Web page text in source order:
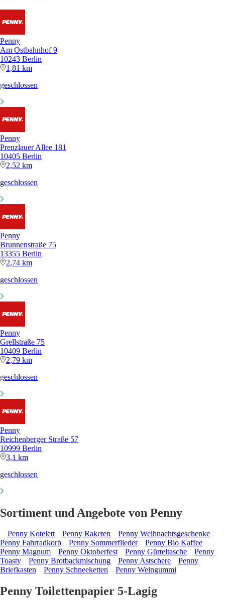
Penny
Am Ostbahnhof 9
10243 Berlin
1,81 km
geschlossen
Penny
Prenzlauer Allee 181
10405 Berlin
2,52 km
geschlossen
Penny
Brunnenstraße 75
13355 Berlin
2,74 km
geschlossen
Penny
Grellstraße 75
10409 Berlin
2,79 km
geschlossen
Penny
Reichenberger Straße 57
10999 Berlin
3,1 km
geschlossen
Sortiment und Angebote von Penny
Penny Kotelett Penny Raketen
Penny Weihnachtsgeschenke
Penny Fahrradkorb
Penny Sommerflieder
Penny Bio Kaffee
Penny Magnum
Penny Oktoberfest Penny Gürteltasche
Penny
Toasty
Penny Brotbackmischung Penny Astschere
Penny
Briefkasten
Penny Schneeketten Penny Weingummi
Penny Toilettenpapier 5-Lagig